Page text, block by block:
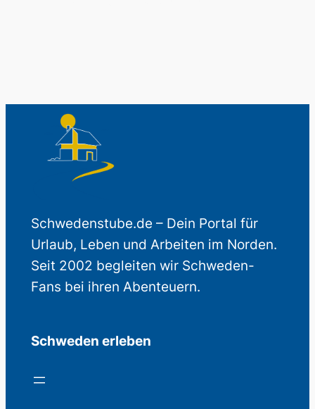
Schwedenstube.de – Dein Portal für
Urlaub, Leben und Arbeiten im Norden.
Seit 2002 begleiten wir Schweden-
Fans bei ihren Abenteuern.
Schweden erleben